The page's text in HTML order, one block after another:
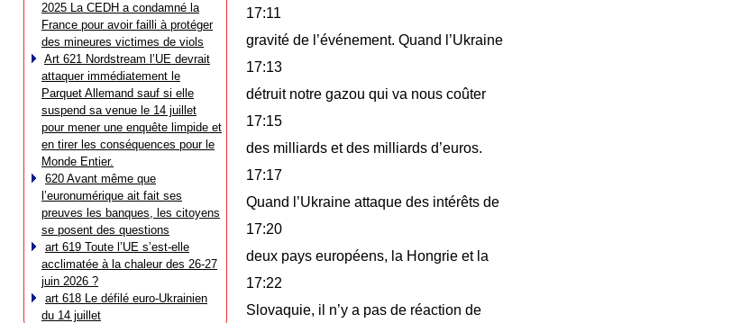
2025 La CEDH a condamné la
France pour avoir failli à protéger
des mineures victimes de viols
Art 621 Nordstream l’UE devrait
attaquer immédiatement le
Parquet Allemand sauf si elle
suspend sa venue le 14 juillet
pour mener une enquête limpide et
en tirer les conséquences pour le
Monde Entier.
620 Avant même que
l’euronumérique ait fait ses
preuves les banques, les citoyens
se posent des questions
art 619 Toute l’UE s’est-elle
acclimatée à la chaleur des 26-27
juin 2026 ?
art 618 Le défilé euro-Ukrainien
du 14 juillet
17:11
gravité de l’événement. Quand l’Ukraine
17:13
détruit notre gazou qui va nous coûter
17:15
des milliards et des milliards d’euros.
17:17
Quand l’Ukraine attaque des intérêts de
17:20
deux pays européens, la Hongrie et la
17:22
Slovaquie, il n’y a pas de réaction de